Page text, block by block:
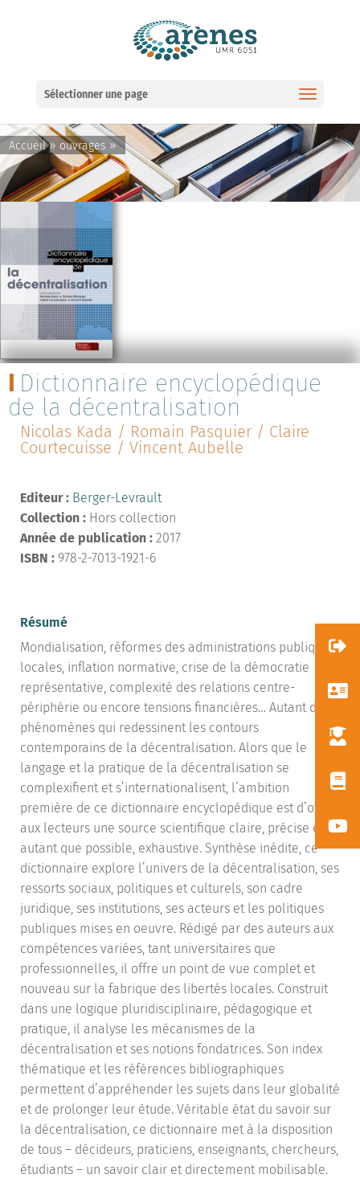
Sélectionner une page
Accueil» ouvrages »
Dictionnaire encyclopédique
de la décentralisation
Nicolas Kada / Romain Pasquier / Claire
Courtecuisse / Vincent Aubelle
Editeur : Berger-Levrault
Collection : Hors collection
Année de publication : 2017
ISBN : 978-2-7013-1921-6
Résumé
Mondialisation, réformes des administrations publiques
locales, inflation normative, crise de la démocratie
représentative, complexité des relations centre-
périphérie ou encore tensions financières… Autant de
phénomènes qui redessinent les contours
contemporains de la décentralisation. Alors que le
langage et la pratique de la décentralisation se
complexifient et s’internationalisent, l’ambition
première de ce dictionnaire encyclopédique est d’offrir
aux lecteurs une source scientifique claire, précise et,
autant que possible, exhaustive. Synthèse inédite, ce
dictionnaire explore l’univers de la décentralisation, ses
ressorts sociaux, politiques et culturels, son cadre
juridique, ses institutions, ses acteurs et les politiques
publiques mises en oeuvre. Rédigé par des auteurs aux
compétences variées, tant universitaires que
professionnelles, il offre un point de vue complet et
nouveau sur la fabrique des libertés locales. Construit
dans une logique pluridisciplinaire, pédagogique et
pratique, il analyse les mécanismes de la
décentralisation et ses notions fondatrices. Son index
thématique et les références bibliographiques
permettent d’appréhender les sujets dans leur globalité
et de prolonger leur étude. Véritable état du savoir sur
la décentralisation, ce dictionnaire met à la disposition
de tous – décideurs, praticiens, enseignants, chercheurs,
étudiants – un savoir clair et directement mobilisable.